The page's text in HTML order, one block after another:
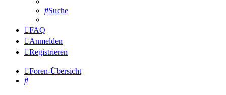
Suche
FAQ
Anmelden
Registrieren
Foren-Übersicht
Suche